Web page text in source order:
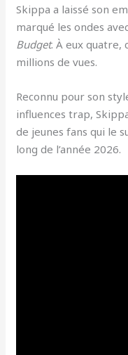
Skippa a laissé son
marqué les ondes avec
Budget. À eux quatre,
millions de vues.
Reconnu pour son
influences trap,
de jeunes fans qui le
long de l’année 2026.